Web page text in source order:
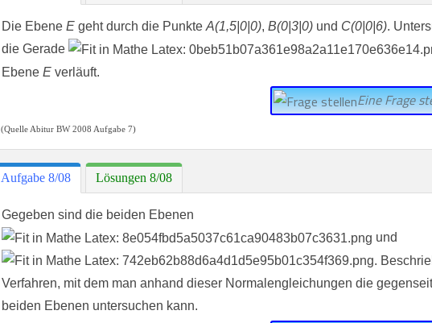
Die Ebene E geht durch die Punkte A(1,5|0|0), B(0|3|0) und C(0|0|6).
die Gerade
Ebene E verläuft.
Eine Frage
(Quelle Abitur BW 2008 Aufgabe 7)
Aufgabe 8/08 Lösungen 8/08
Gegeben sind die beiden Ebenen
und
.
Verfahren, mit dem man anhand dieser Normalengleichungen die
beiden Ebenen untersuchen kann.